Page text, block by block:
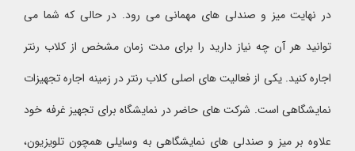
در نهایت میز و صندلی های مهمانی می رود. در حالی که شما می
توانید هر آن چه نیاز دارید را برای مدت زمان مشخص از کلاب رنتر
اجاره کنید. یکی از فعالیت های اصلی کلاب رنتر در زمینه اجاره تجهیزات
نمایشگاهی است. شرکت های حاضر در نمایشگاه برای تجهیز غرفه خود
علاوه بر میز و صندلی های نمایشگاهی به وسایلی همچون تلویزیون،